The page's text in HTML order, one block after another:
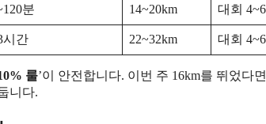
분 14~20km 대회
시간 22~32km 대회
룰’이 안전합니다. 이번 주 16km를 뛰었다
니다.